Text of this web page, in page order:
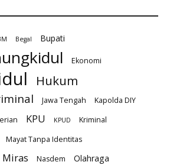
Begal Bupati
Ekonomi
Hukum
Jawa Tengah
Kapolda DIY
KPU KPUD
Kriminal
Mayat Tanpa Identitas
Miras Nasdem Olahraga